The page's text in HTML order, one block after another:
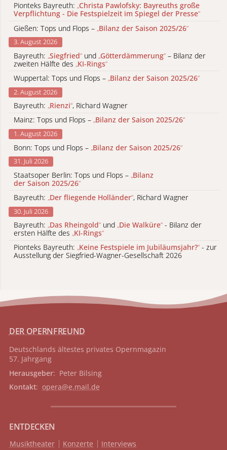
Pionteks Bayreuth: „Christa Pawlofsky: Bayreuths große
Verpflichtung - Die Festspielzeit im Spiegel der Presse“
Gießen: Tops und Flops – „Bilanz der Saison 2025/26“
3. August 2026
Bayreuth: „Siegfried“ und „Götterdämmerung“ – Bilanz der
zweiten Hälfte des „KI-Rings“
Wuppertal: Tops und Flops – „Bilanz der Saison 2025/26“
2. August 2026
Bayreuth: „Rienzi“, Richard Wagner
Mainz: Tops und Flops – „Bilanz der Saison 2025/26“
1. August 2026
Bonn: Tops und Flops – „Bilanz der Saison 2025/26“
31. Juli 2026
Staatsoper Berlin: Tops und Flops – „Bilanz
der Saison 2025/26“
Bayreuth: „Der fliegende Holländer“, Richard Wagner
30. Juli 2026
Bayreuth: „Das Rheingold“ und „Die Walküre“ - Bilanz der
ersten Hälfte des „KI-Rings“
Pionteks Bayreuth: „Keine Festspiele im Jubiläumsjahr?“ - zur
Ausstellung der Siegfried-Wagner-Gesellschaft 2026
DER OPERNFREUND
Deutschlands ältestes privates Opernmagazin
57. Jahrgang
Herausgeber: Peter Bilsing
Kontakt: opera@e.mail.de
ENTDECKEN
Musiktheater Konzerte Interviews